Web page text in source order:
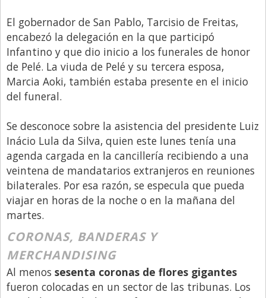
El gobernador de San Pablo, Tarcisio de Freitas,
encabezó la delegación en la que participó
Infantino y que dio inicio a los funerales de honor
de Pelé. La viuda de Pelé y su tercera esposa,
Marcia Aoki, también estaba presente en el inicio
del funeral.
Se desconoce sobre la asistencia del presidente Luiz
Inácio Lula da Silva, quien este lunes tenía una
agenda cargada en la cancillería recibiendo a una
veintena de mandatarios extranjeros en reuniones
bilaterales. Por esa razón, se especula que pueda
viajar en horas de la noche o en la mañana del
martes.
CORONAS, BANDERAS Y
MERCHANDISING
Al menos sesenta coronas de flores gigantes
fueron colocadas en un sector de las tribunas. Los